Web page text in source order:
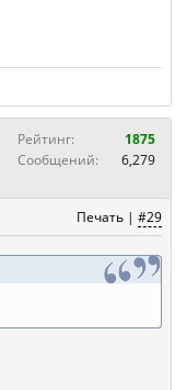
Рейтинг:
1875
Сообщений:
6,279
Печать | #29